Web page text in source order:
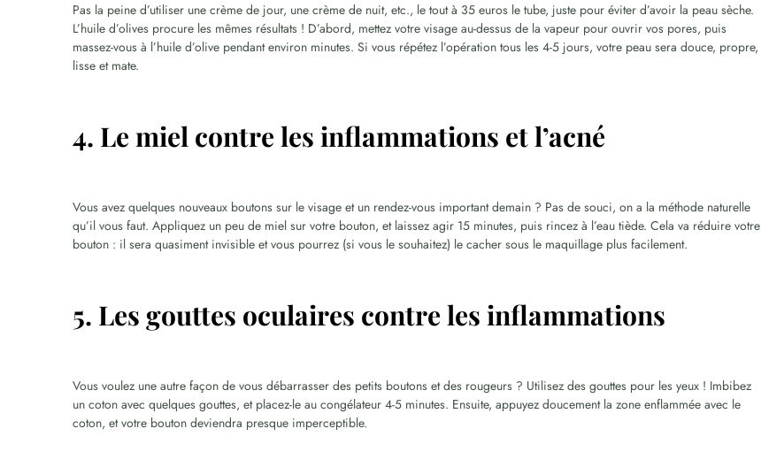
Pas la peine d’utiliser une crème de jour, une crème de nuit, etc., le tout à 35 euros le tube, juste pour éviter d’avoir la peau sèche.
L’huile d’olives procure les mêmes résultats ! D’abord, mettez votre visage au-dessus de la vapeur pour ouvrir vos pores, puis
massez-vous à l’huile d’olive pendant environ minutes. Si vous répétez l’opération tous les 4-5 jours, votre peau sera douce, propre,
lisse et mate.
4. Le miel contre les inflammations et l’acné
Vous avez quelques nouveaux boutons sur le visage et un rendez-vous important demain ? Pas de souci, on a la méthode naturelle
qu’il vous faut. Appliquez un peu de miel sur votre bouton, et laissez agir 15 minutes, puis rincez à l’eau tiède. Cela va réduire votre
bouton : il sera quasiment invisible et vous pourrez (si vous le souhaitez) le cacher sous le maquillage plus facilement.
5. Les gouttes oculaires contre les inflammations
Vous voulez une autre façon de vous débarrasser des petits boutons et des rougeurs ? Utilisez des gouttes pour les yeux ! Imbibez
un coton avec quelques gouttes, et placez-le au congélateur 4-5 minutes. Ensuite, appuyez doucement la zone enflammée avec le
coton, et votre bouton deviendra presque imperceptible.